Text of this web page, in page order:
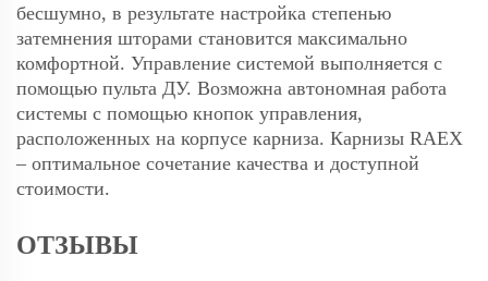
бесшумно, в результате настройка степенью
затемнения шторами становится максимально
комфортной. Управление системой выполняется с
помощью пульта ДУ. Возможна автономная работа
системы с помощью кнопок управления,
расположенных на корпусе карниза. Карнизы RAEX
– оптимальное сочетание качества и доступной
стоимости.
ОТЗЫВЫ